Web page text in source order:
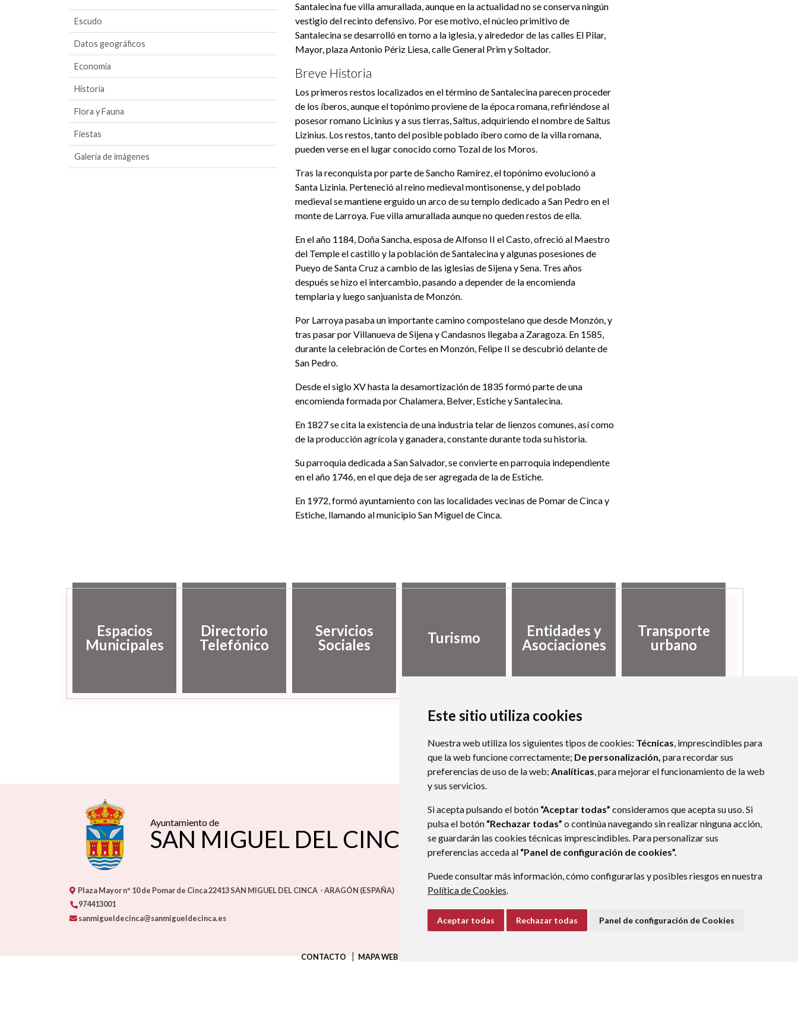
Este sitio utiliza cookies
Nuestra web utiliza los siguientes tipos de cookies: Técnicas, imprescindibles para
que la web funcione correctamente; De personalización, para recordar sus
preferencias de uso de la web; Analíticas, para mejorar el funcionamiento de la web
y sus servicios.
Si acepta pulsando el botón “Aceptar todas” consideramos que acepta su uso. Si
pulsa el botón “Rechazar todas” o continúa navegando sin realizar ninguna acción,
se guardarán las cookies técnicas imprescindibles. Para personalizar sus
preferencias acceda al “Panel de configuración de cookies”.
Puede consultar más información, cómo configurarlas y posibles riesgos en nuestra
Política de Cookies.
Aceptar todas Rechazar todas Panel de configuración de Cookies
Escudo
Datos geográficos
Economía
Historia
Flora y Fauna
Fiestas
Galería de imágenes
Santalecina fue villa amurallada, aunque en la actualidad no se conserva ningún
vestigio del recinto defensivo. Por ese motivo, el núcleo primitivo de
Santalecina se desarrolló en torno a la iglesia, y alrededor de las calles El Pilar,
Mayor, plaza Antonio Périz Liesa, calle General Prim y Soltador.
Breve Historia
Los primeros restos localizados en el término de Santalecina parecen proceder
de los íberos, aunque el topónimo proviene de la época romana, refiriéndose al
posesor romano Licinius y a sus tierras, Saltus, adquiriendo el nombre de Saltus
Lizinius. Los restos, tanto del posible poblado íbero como de la villa romana,
pueden verse en el lugar conocido como Tozal de los Moros.
Tras la reconquista por parte de Sancho Ramírez, el topónimo evolucionó a
Santa Lizinia. Perteneció al reino medieval montisonense, y del poblado
medieval se mantiene erguido un arco de su templo dedicado a San Pedro en el
monte de Larroya. Fue villa amurallada aunque no queden restos de ella.
En el año 1184, Doña Sancha, esposa de Alfonso II el Casto, ofreció al Maestro
del Temple el castillo y la población de Santalecina y algunas posesiones de
Pueyo de Santa Cruz a cambio de las iglesias de Sijena y Sena. Tres años
después se hizo el intercambio, pasando a depender de la encomienda
templaria y luego sanjuanista de Monzón.
Por Larroya pasaba un importante camino compostelano que desde Monzón, y
tras pasar por Villanueva de Sijena y Candasnos llegaba a Zaragoza. En 1585,
durante la celebración de Cortes en Monzón, Felipe II se descubrió delante de
San Pedro.
Desde el siglo XV hasta la desamortización de 1835 formó parte de una
encomienda formada por Chalamera, Belver, Estiche y Santalecina.
En 1827 se cita la existencia de una industria telar de lienzos comunes, así como
de la producción agrícola y ganadera, constante durante toda su historia.
Su parroquia dedicada a San Salvador, se convierte en parroquia independiente
en el año 1746, en el que deja de ser agregada de la de Estiche.
En 1972, formó ayuntamiento con las localidades vecinas de Pomar de Cinca y
Estiche, llamando al municipio San Miguel de Cinca.
Espacios
Municipales
Directorio
Telefónico
Servicios
Sociales
Turismo
Entidades y
Asociaciones
Transporte
urbano
Ayuntamiento de
SAN MIGUEL DEL CINCA
Plaza Mayor nº 10 de Pomar de Cinca22413SAN MIGUEL DEL CINCA - ARAGÓN (ESPAÑA)
974413001
sanmigueldecinca@sanmigueldecinca.es
CONTACTO MAPA WEB